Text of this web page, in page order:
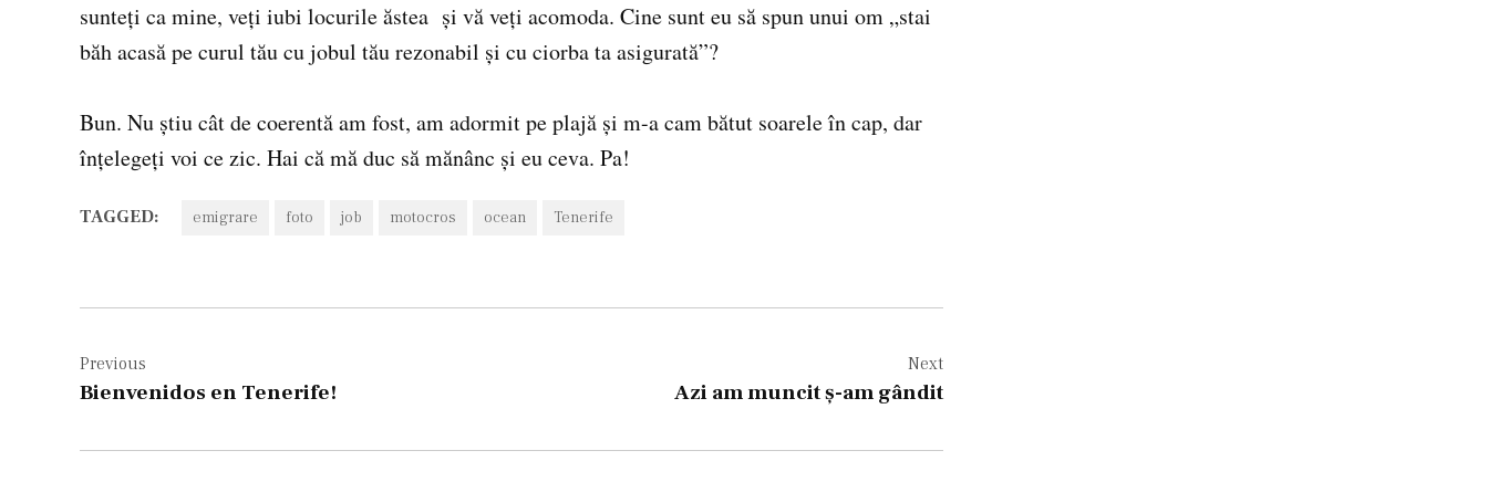
sunteţi ca mine, veţi iubi locurile ăstea şi vă veţi acomoda. Cine sunt eu să spun unui om „stai
băh acasă pe curul tău cu jobul tău rezonabil şi cu ciorba ta asigurată”?
Bun. Nu ştiu cât de coerentă am fost, am adormit pe plajă şi m-a cam bătut soarele în cap, dar
înţelegeţi voi ce zic. Hai că mă duc să mănânc şi eu ceva. Pa!
TAGGED: emigrare foto job motocros ocean Tenerife
în
Previous
Bienvenidos en Tenerife!
Next
Azi am muncit ş-am gândit